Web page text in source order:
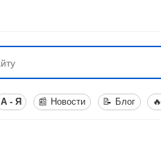
А - Я 📰 Новости 📝 Блог 🔥